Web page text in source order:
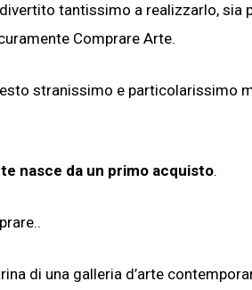
tantissimo a realizzarlo, sia
Comprare Arte.
stranissimo e particolarissimo
nasce da un primo acquisto.
di una galleria d’arte